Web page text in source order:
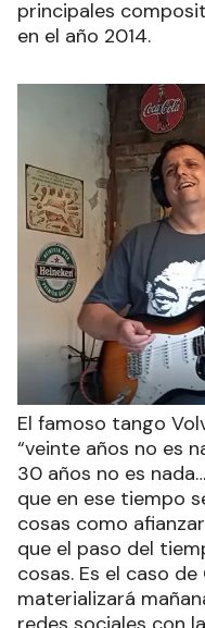
principales
en el año 2014.
El famoso tango
“veinte años no es
30 años no es
que en ese tiempo
cosas como
que el paso del
cosas. Es el caso
materializará